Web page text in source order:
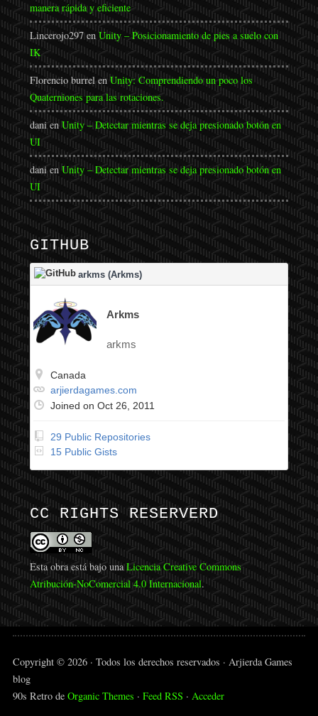
manera rápida y eficiente
Lincerojo297enUnity – Posicionamiento de pies a suelo con
IK
Florencio burrelen Unity: Comprendiendo un poco los
Quaterniones para las rotaciones.
danienUnity – Detectar mientras se deja presionado botón en
UI
danienUnity – Detectar mientras se deja presionado botón en
UI
GITHUB
arkms (Arkms)
Arkms
arkms
Canada
arjierdagames.com
Joined on Oct 26, 2011
29 Public Repositories
15 Public Gists
CC RIGHTS RESERVERD
Esta obra está bajo unaLicencia Creative Commons
Atribución-NoComercial 4.0 Internacional.
Copyright © 2026 · Todos los derechos reservados · Arjierda Games
blog
90s Retro de Organic Themes · Feed RSS · Acceder